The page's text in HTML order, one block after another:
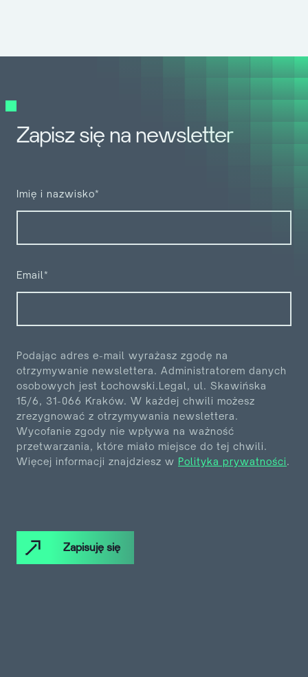
Zapisz się na newsletter
Imię i nazwisko*
Email*
Podając adres e-mail wyrażasz zgodę na
otrzymywanie newslettera. Administratorem danych
osobowych jest Łochowski.Legal, ul. Skawińska
15/6, 31-066 Kraków. W każdej chwili możesz
zrezygnować z otrzymywania newslettera.
Wycofanie zgody nie wpływa na ważność
przetwarzania, które miało miejsce do tej chwili.
Więcej informacji znajdziesz w Polityka prywatności.
Zapisuję się